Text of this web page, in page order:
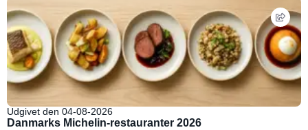
Udgivet den 04-08-2026
Danmarks Michelin-restauranter 2026